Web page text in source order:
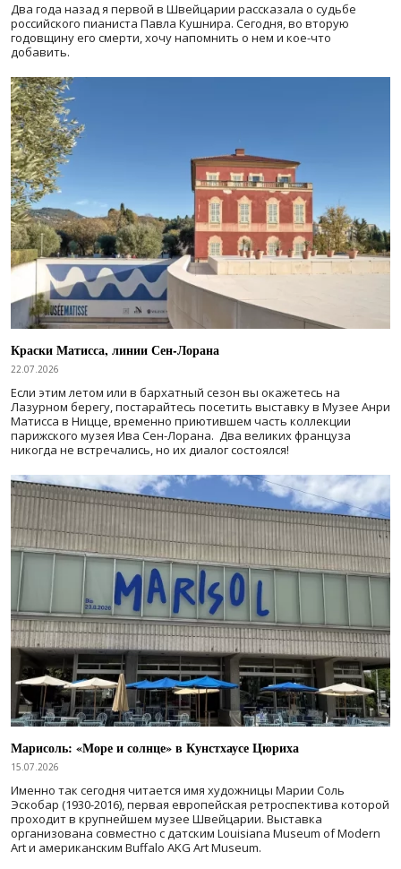
Два года назад я первой в Швейцарии рассказала о судьбе
российского пианиста Павла Кушнира. Сегодня, во вторую
годовщину его смерти, хочу напомнить о нем и кое-что
добавить.
Краски Матисса, линии Сен-Лорана
22.07.2026
Если этим летом или в бархатный сезон вы окажетесь на
Лазурном берегу, постарайтесь посетить выставку в Музее Анри
Матисса в Ницце, временно приютившем часть коллекции
парижского музея Ива Сен-Лорана. Два великих француза
никогда не встречались, но их диалог состоялся!
Марисоль: «Море и солнце» в Кунстхаусе Цюриха
15.07.2026
Именно так сегодня читается имя художницы Марии Соль
Эскобар (1930-2016), первая европейская ретроспектива которой
проходит в крупнейшем музее Швейцарии. Выставка
организована совместно с датским Louisiana Museum of Modern
Art и американским Buffalo AKG Art Museum.